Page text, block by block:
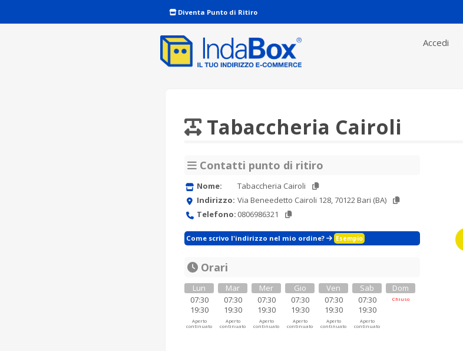
Diventa Punto di Ritiro
Accedi
Tabaccheria Cairoli
Contatti punto di ritiro
Nome:
Tabaccheria Cairoli
Indirizzo: Via Beneedetto Cairoli 128, 70122 Bari (BA)
Telefono: 0806986321
Come scrivo l'indirizzo nel mio ordine? Esempio
Orari
Lun
07:30
19:30
Aperto
continuato
Mar
07:30
19:30
Aperto
continuato
Mer
07:30
19:30
Aperto
continuato
Gio
07:30
19:30
Aperto
continuato
Ven
07:30
19:30
Aperto
continuato
Sab
07:30
19:30
Aperto
continuato
Dom
Chiuso